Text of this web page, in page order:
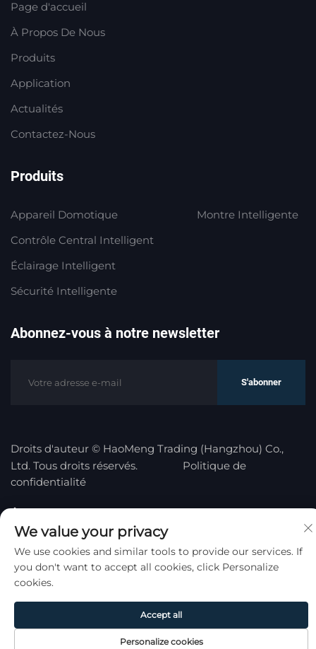
Page d'accueil
À Propos De Nous
Produits
Application
Actualités
Contactez-Nous
Produits
Appareil Domotique
Contrôle Central Intelligent
Éclairage Intelligent
Sécurité Intelligente
Montre Intelligente
Abonnez-vous à notre newsletter
S'abonner
Droits d'auteur © HaoMeng Trading (Hangzhou) Co.,
Ltd. Tous droits réservés.
Politique de
confidentialité
We value your privacy
We use cookies and similar tools to provide our services. If
you don't want to accept all cookies, click Personalize
cookies.
Personalize cookies
Accept all